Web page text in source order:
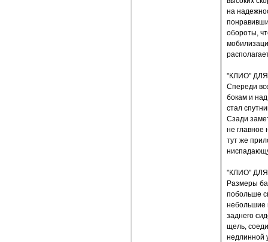
на
обороты,
"КЛИО"
Спереди
бокам и
стал
Сзади
не главное
тут же
"КЛИО"
Размеры
побольше
небольшие
заднего
щель,
недлинной